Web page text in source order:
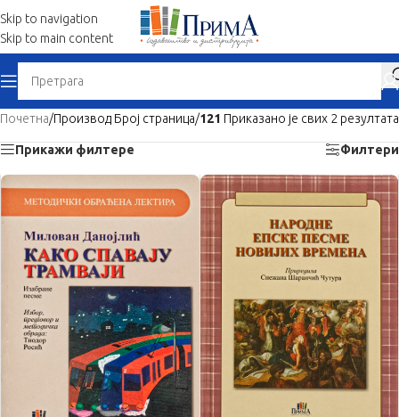
Skip to navigation
Skip to main content
Почетна/Производ Број страница/121 Приказано је свих 2 резултата
Прикажи филтере Филтери